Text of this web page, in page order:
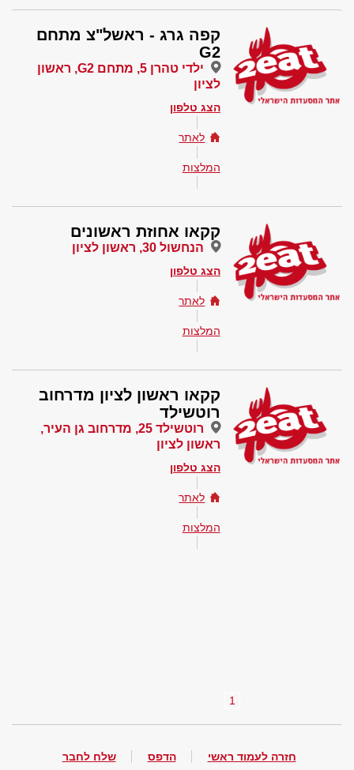
קפה גרג - ראשל"צ מתחם
G2
ילדי טהרן 5, מתחם G2, ראשון
לציון
הצג טלפון
לאתר
המלצות
קקאו אחוזת ראשונים
הנחשול 30, ראשון לציון
הצג טלפון
לאתר
המלצות
קקאו ראשון לציון מדרחוב
רוטשילד
רוטשילד 25, מדרחוב גן העיר,
ראשון לציון
הצג טלפון
לאתר
המלצות
1
חזרה לעמוד ראשי הדפס שלח לחבר